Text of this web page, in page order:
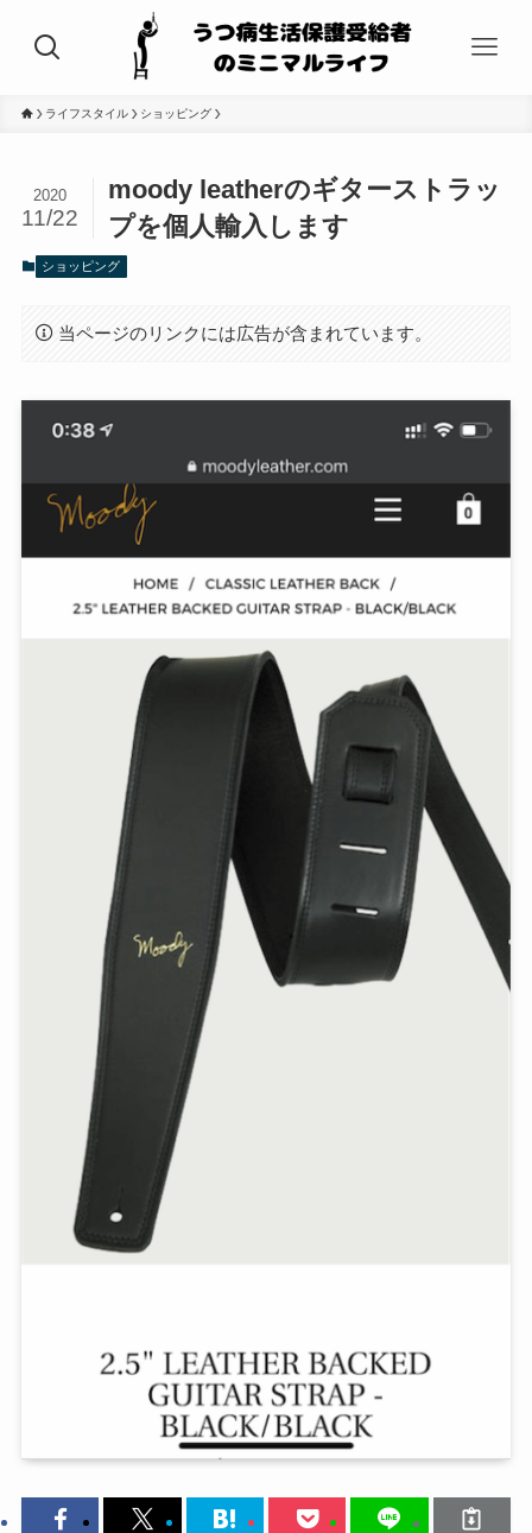
ライフスタイル ショッピング
moody leatherのギターストラッ
プを個人輸入します
2020
11/22
ショッピング
当ページのリンクには広告が含まれています。